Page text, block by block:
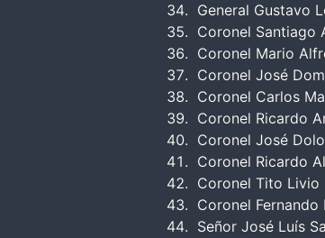
General Gustavo
Coronel Santiago
Coronel Mario
Coronel José
Coronel Carlos
Coronel Ricardo
Coronel José
Coronel Ricardo
Coronel Tito Livio
Coronel
Señor José Luís